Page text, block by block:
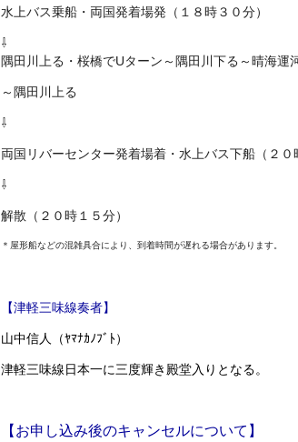
水上バス乗船・両国発着場発（１８時３０分）
⇩
隅田川上る・桜橋でUターン～隅田川下る～晴海運
～隅田川上る
⇩
両国リバーセンター発着場着・水上バス下船（２０
⇩
解散（２０時１５分）
＊屋形船などの混雑具合により、到着時間が遅れる場合があります。
【津軽三味線奏者】
山中信人（ﾔﾏﾅｶﾉﾌﾞﾄ）
津軽三味線日本一に三度輝き殿堂入りとなる。
【お申し込み後のキャンセルについて】